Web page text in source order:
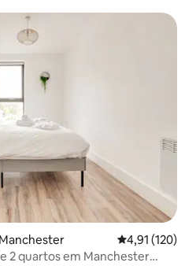
Classificação
4,91 (120)
2 quartos em Manchester